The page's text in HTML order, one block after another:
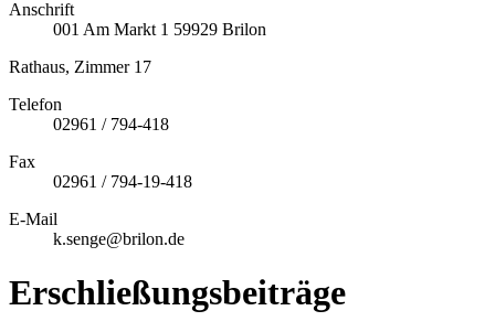
Anschrift
001 Am Markt 1 59929 Brilon
Rathaus, Zimmer 17
Telefon
02961 / 794-418
Fax
02961 / 794-19-418
E-Mail
k.senge@brilon.de
Erschließungsbeiträge